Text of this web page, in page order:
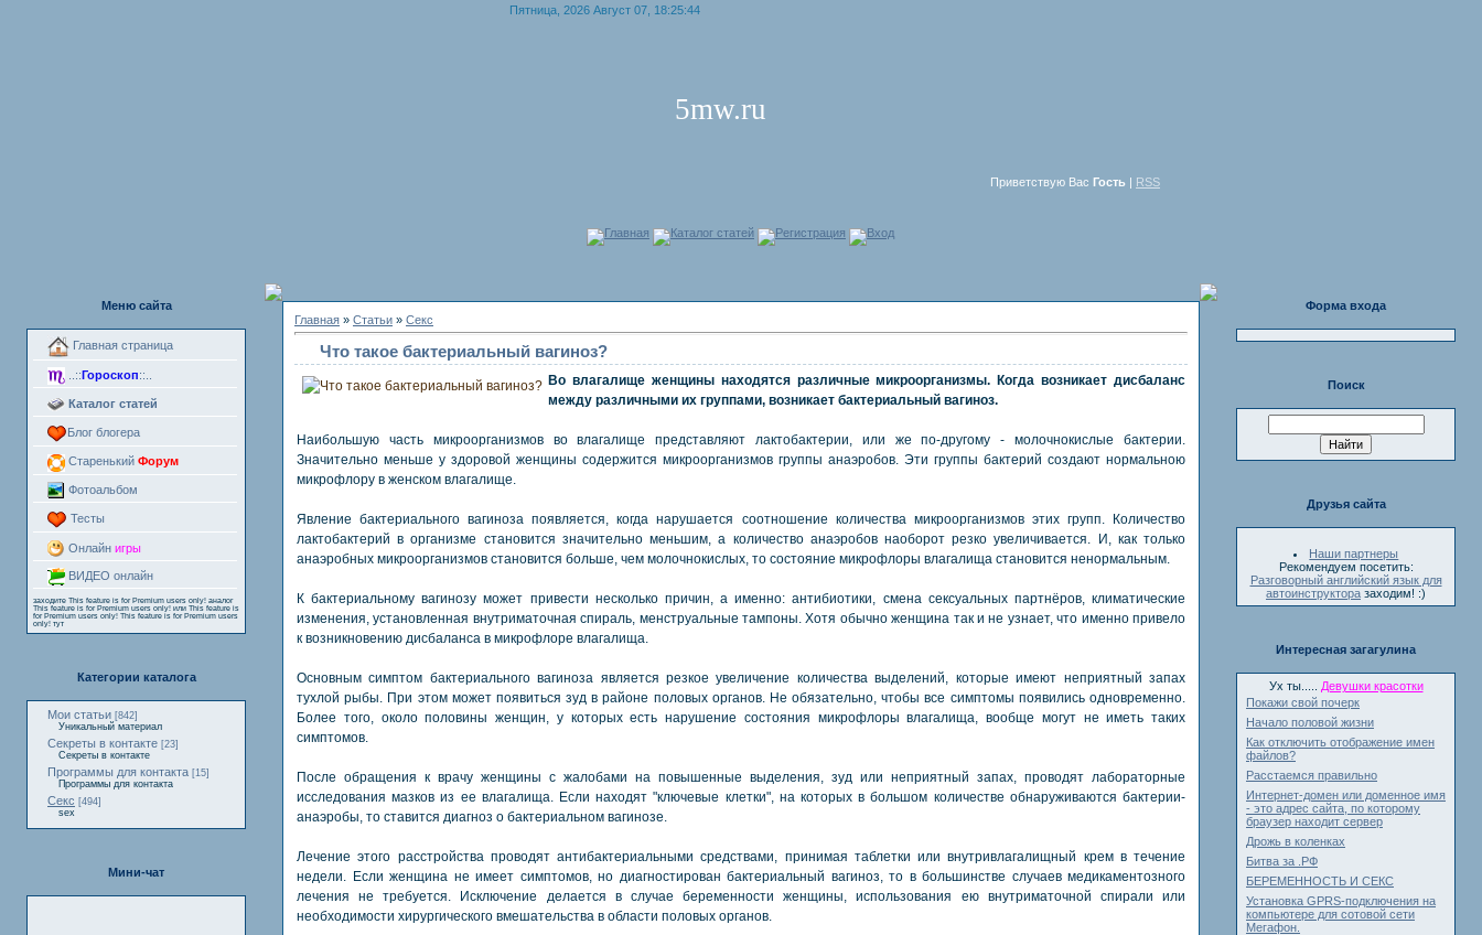
Пятница, 2026 Август 07, 18:25:44
5mw.ru
Приветствую Вас Гость | RSS
Главная Каталог статей Регистрация Вход
Меню сайта
Главная страница
..:: Гороскоп::..
Каталог статей
Блог блогера
Старенький Форум
Фотоальбом
Тесты
Онлайн игры
ВИДЕО онлайн
заходите This feature is for Premium users only! аналог
This feature is for Premium users only! или This feature is
for Premium users only! This feature is for Premium users
only! тут
Категории каталога
Мои статьи [842]
Уникальный материал
Секреты в контакте [23]
Секреты в контакте
Программы для контакта [15]
Программы для контакта
Секс [494]
sex
Мини-чат
Главная » Статьи » Секс
Что такое бактериальный вагиноз?
Во влагалище женщины находятся различные микроорганизмы. Когда возникает дисбаланс
между различными их группами, возникает бактериальный вагиноз.
Наибольшую часть микроорганизмов во влагалище представляют лактобактерии, или же по-другому - молочнокислые бактерии.
Значительно меньше у здоровой женщины содержится микроорганизмов группы анаэробов. Эти группы бактерий создают нормальною
микрофлору в женском влагалище.
Явление бактериального вагиноза появляется, когда нарушается соотношение количества микроорганизмов этих групп. Количество
лактобактерий в организме становится значительно меньшим, а количество анаэробов наоборот резко увеличивается. И, как только
анаэробных микроорганизмов становится больше, чем молочнокислых, то состояние микрофлоры влагалища становится ненормальным.
К бактериальному вагинозу может привести несколько причин, а именно: антибиотики, смена сексуальных партнёров, климатические
изменения, установленная внутриматочная спираль, менструальные тампоны. Хотя обычно женщина так и не узнает, что именно привело
к возникновению дисбаланса в микрофлоре влагалища.
Основным симптом бактериального вагиноза является резкое увеличение количества выделений, которые имеют неприятный запах
тухлой рыбы. При этом может появиться зуд в районе половых органов. Не обязательно, чтобы все симптомы появились одновременно.
Более того, около половины женщин, у которых есть нарушение состояния микрофлоры влагалища, вообще могут не иметь таких
симптомов.
После обращения к врачу женщины с жалобами на повышенные выделения, зуд или неприятный запах, проводят лабораторные
исследования мазков из ее влагалища. Если находят "ключевые клетки", на которых в большом количестве обнаруживаются бактерии-
анаэробы, то ставится диагноз о бактериальном вагинозе.
Лечение этого расстройства проводят антибактериальными средствами, принимая таблетки или внутривлагалищный крем в течение
недели. Если женщина не имеет симптомов, но диагностирован бактериальный вагиноз, то в большинстве случаев медикаментозного
лечения не требуется. Исключение делается в случае беременности женщины, использования ею внутриматочной спирали или
необходимости хирургического вмешательства в области половых органов.
Форма входа
Поиск
Друзья сайта
Наши партнеры
Рекомендуем посетить:
Разговорный английский язык для
автоинструктора заходим! :)
Интересная загагулина
Ух ты.....
Девушки красотки
Покажи свой почерк
Начало половой жизни
Как отключить отображение имен
файлов?
Расстаемся правильно
Интернет-домен или доменное имя
- это адрес сайта, по которому
браузер находит сервер
Дрожь в коленках
Битва за .РФ
БЕРЕМЕННОСТЬ И СЕКС
Установка GPRS-подключения на
компьютере для сотовой сети
Мегафон.